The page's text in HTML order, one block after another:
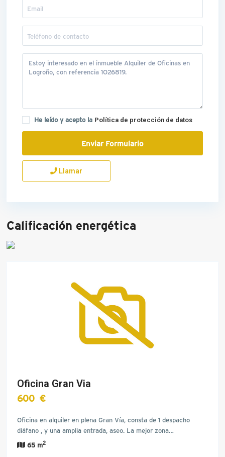
He leído y acepto la Política de protección de datos
Llamar
Calificación energética
Oficina Gran Via
600 €
Oficina en alquiler en plena Gran Vía, consta de 1 despacho
diáfano , y una amplia entrada, aseo. La mejor zona…
65 m2